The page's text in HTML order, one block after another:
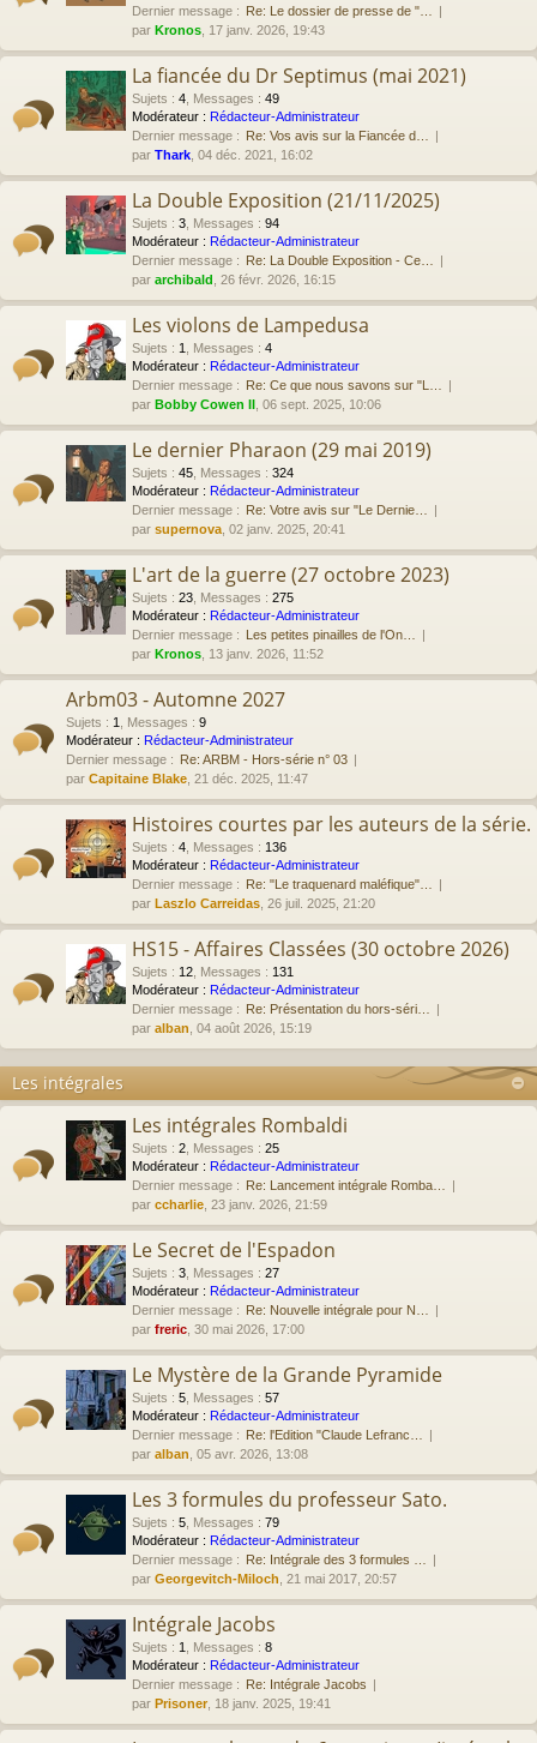
Dernier message : Re: Le dossier de presse de "…
par Kronos , 17 janv. 2026, 19:43
La fiancée du Dr Septimus (mai 2021)
Sujets : 4 Messages : 49
Modérateur : Rédacteur-Administrateur
Dernier message : Re: Vos avis sur la Fiancée d…
par Thark , 04 déc. 2021, 16:02
La Double Exposition (21/11/2025)
Sujets : 3 Messages : 94
Modérateur : Rédacteur-Administrateur
Dernier message : Re: La Double Exposition - Ce…
par archibald , 26 févr. 2026, 16:15
Les violons de Lampedusa
Sujets : 1 Messages : 4
Modérateur : Rédacteur-Administrateur
Dernier message : Re: Ce que nous savons sur "L…
par Bobby Cowen II , 06 sept. 2025, 10:06
Le dernier Pharaon (29 mai 2019)
Sujets : 45 Messages : 324
Modérateur : Rédacteur-Administrateur
Dernier message : Re: Votre avis sur "Le Dernie…
par supernova , 02 janv. 2025, 20:41
L'art de la guerre (27 octobre 2023)
Sujets : 23 Messages : 275
Modérateur : Rédacteur-Administrateur
Dernier message : Les petites pinailles de l'On…
par Kronos , 13 janv. 2026, 11:52
Arbm03 - Automne 2027
Sujets : 1 Messages : 9
Modérateur : Rédacteur-Administrateur
Dernier message : Re: ARBM - Hors-série n° 03
par Capitaine Blake , 21 déc. 2025, 11:47
Histoires courtes par les auteurs de la série.
Sujets : 4 Messages : 136
Modérateur : Rédacteur-Administrateur
Dernier message : Re: "Le traquenard maléfique"…
par Laszlo Carreidas , 26 juil. 2025, 21:20
HS15 - Affaires Classées (30 octobre 2026)
Sujets : 12 Messages : 131
Modérateur : Rédacteur-Administrateur
Dernier message : Re: Présentation du hors-séri…
par alban , 04 août 2026, 15:19
Les intégrales
Les intégrales Rombaldi
Sujets : 2 Messages : 25
Modérateur : Rédacteur-Administrateur
Dernier message : Re: Lancement intégrale Romba…
par ccharlie , 23 janv. 2026, 21:59
Le Secret de l'Espadon
Sujets : 3 Messages : 27
Modérateur : Rédacteur-Administrateur
Dernier message : Re: Nouvelle intégrale pour N…
par freric , 30 mai 2026, 17:00
Le Mystère de la Grande Pyramide
Sujets : 5 Messages : 57
Modérateur : Rédacteur-Administrateur
Dernier message : Re: l'Edition "Claude Lefranc…
par alban , 05 avr. 2026, 13:08
Les 3 formules du professeur Sato.
Sujets : 5 Messages : 79
Modérateur : Rédacteur-Administrateur
Dernier message : Re: Intégrale des 3 formules …
par Georgevitch-Miloch , 21 mai 2017, 20:57
Intégrale Jacobs
Sujets : 1 Messages : 8
Modérateur : Rédacteur-Administrateur
Dernier message : Re: Intégrale Jacobs
par Prisoner , 18 janv. 2025, 19:41